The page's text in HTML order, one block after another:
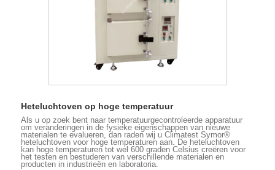
Heteluchtoven op hoge temperatuur
Als u op zoek bent naar temperatuurgecontroleerde apparatuur
om veranderingen in de fysieke eigenschappen van nieuwe
materialen te evalueren, dan raden wij u Climatest Symor®
heteluchtoven voor hoge temperaturen aan. De heteluchtoven
kan hoge temperaturen tot wel 600 graden Celsius creëren voor
het testen en bestuderen van verschillende materialen en
producten in industrieën en laboratoria.